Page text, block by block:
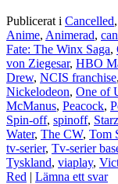
Publicerat i Cancelled,
Anime, Animerad,
Fate: The Winx Saga,
von Ziegesar, HBO
Drew, NCIS franchise,
Nickelodeon, One of
McManus, Peacock,
Spin-off, spinoff, Starz
Water, The CW, Tom
tv-serier, Tv-serier
Tyskland, viaplay,
Red | Lämna ett svar